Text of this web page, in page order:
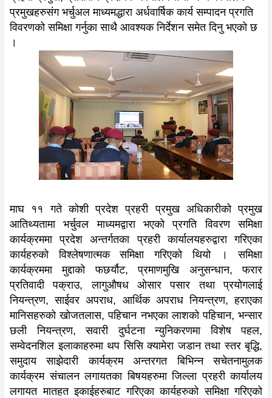
प्रमुखहरुसंग भर्चुअल माध्यमद्धारा अर्धवार्षिक कार्य सम्पादन प्रगति
विवरणको समिक्षा गर्नुका साथै आवश्यक निर्देशन समेत दिनु भएको छ
।
माघ ११ गते कोशी प्रदेश प्रहरी प्रमुख अधिकारीको प्रमुख
आतिथ्यतामा भर्चुवल माध्यमद्वारा भएको प्रगति विवरण समिक्षा
कार्यक्रममा प्रदेश अन्तर्गतका प्रहरी कार्यालयहरुद्वारा गरिएका
कार्यहरुको विश्लेषणात्मक समिक्षा गरिएको थियो । समिक्षा
कार्यक्रममा मुद्दाको फछर्यौट, प्रमाणमुखि अनुसन्धान, फरार
प्रतिवादी पक्राउ, लागुऔषध ओसार पसार तथा प्रयोगलाई
नियन्त्रण, साईवर अपराध, आर्थिक अपराध नियन्त्रण, हराएका
मानिसहरुको खोजतलास, पहिचान नभएका लाशको पहिचान, भन्सार
छली नियन्त्रण, सवारी दुर्घटना न्युनिकरणमा विशेष पहल,
सम्वेदनशिल इलाकाहरुमा थप सिसि क्यामेरा जडान तथा स्तर बृद्धि,
समुदाय साझेदारी कार्यक्रम अन्तरगत बिभिन्न सचेतनामुलक
कार्यक्रम संचालन लगायतका बिषयहरुमा जिल्ला प्रहरी कार्यालय
लगायत मातहत इकाईहरुबाट गरिएका कार्यहरुको समिक्षा गरिएको